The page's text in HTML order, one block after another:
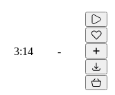
3:14 -